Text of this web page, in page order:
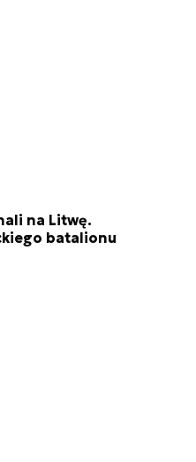
na Litwę.
batalionu